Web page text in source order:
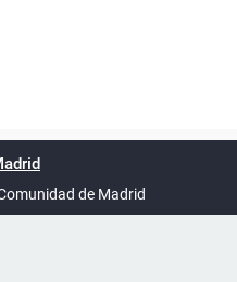
de Madrid